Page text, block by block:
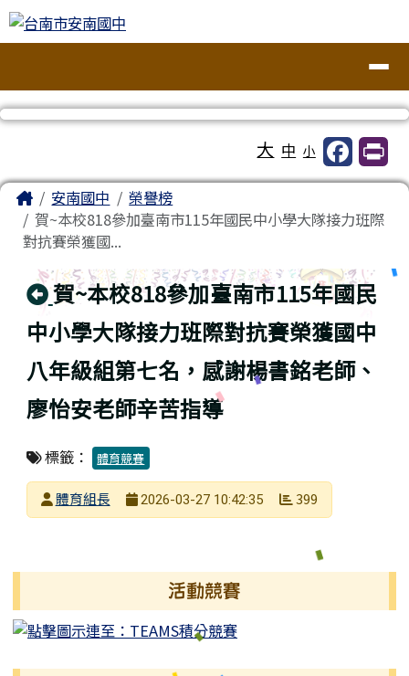
跳至主內容區
台南市安南國中
大 中 小
主內容區域
Home安南國中
榮譽榜
賀~本校818參加臺南市115年國民中小學大隊接力班際
對抗賽榮獲國...
回上頁
賀~本校818參加臺南市115年國民
中小學大隊接力班際對抗賽榮獲國中
八年級組第七名，感謝楊書銘老師、
廖怡安老師辛苦指導
標籤： 體育競賽
發布者
體育組長
2026-03-27 10:42:35 399
活動競賽
頁尾區域